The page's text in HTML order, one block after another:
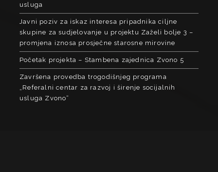
usluga
Javni poziv za iskaz interesa pripadnika ciljne
skupine za sudjelovanje u projektu Zaželi bolje 3 –
promjena iznosa prosječne starosne mirovine
Početak projekta – Stambena zajednica Zvono 5
Završena provedba trogodišnjeg programa
„Referalni centar za razvoj i širenje socijalnih
usluga Zvono“